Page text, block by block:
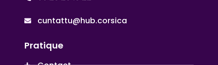
cuntattu@hub.corsica
Pratique